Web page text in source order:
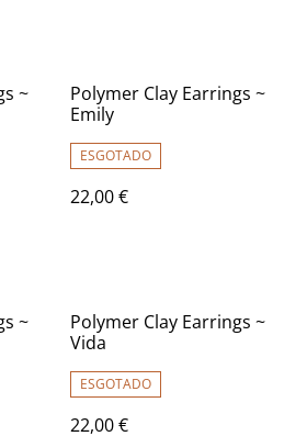
~
Polymer Clay Earrings ~
Emily
ESGOTADO
22,00 €
~
Polymer Clay Earrings ~
Vida
ESGOTADO
22,00 €